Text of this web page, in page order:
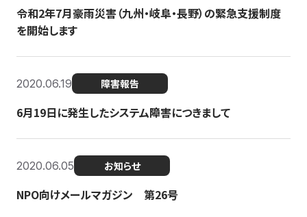
令和2年7月豪雨災害（九州・岐阜・長野）の緊急支援制度
を開始します
2020.06.19 障害報告
6月19日に発生したシステム障害につきまして
2020.06.05 お知らせ
NPO向けメールマガジン 第26号